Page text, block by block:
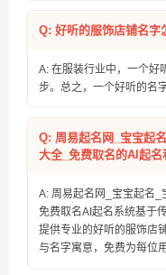
Q: 好听的服饰店铺名字
A: 在服装行业中，一个好
步。总之，一个好听的名
Q: 周易起名网_宝宝起
大全_免费取名的AI起名
A: 周易起名网_宝宝起名_
免费取名AI起名系统基于
提供专业的好听的服饰店
与名字寓意，免费为每位